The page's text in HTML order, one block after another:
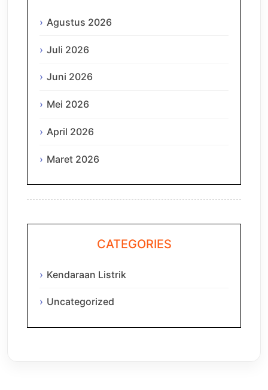
Agustus 2026
Juli 2026
Juni 2026
Mei 2026
April 2026
Maret 2026
CATEGORIES
Kendaraan Listrik
Uncategorized